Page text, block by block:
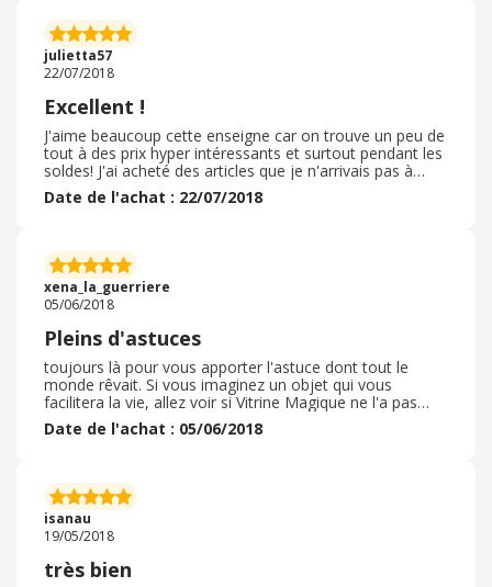
articles étaient parfaitement protégés. Une option rare
dont j'ai déjà profité plusieurs fois : la personalisation de
petits articles qui font toujours beaucoup plaisir à offrir
en cadeau. Dommage que les "frais de préparation"
soient un peu élevés, même s'ils sont compensés par
une offre de livraisongratuite.
julietta57
22/07/2018
Excellent !
J'aime beaucoup cette enseigne car on trouve un peu de
tout à des prix hyper intéressants et surtout pendant les
soldes! J'ai acheté des articles que je n'arrivais pas à
trouver ailleurs, Je recommande !
Date de l'achat : 22/07/2018
xena_la_guerriere
05/06/2018
Pleins d'astuces
toujours là pour vous apporter l'astuce dont tout le
monde rêvait. Si vous imaginez un objet qui vous
facilitera la vie, allez voir si Vitrine Magique ne l'a pas
déjà fait. C'est fou ce que l'on peut trouver dans leurs
petits catalogues.
Date de l'achat : 05/06/2018
isanau
19/05/2018
très bien